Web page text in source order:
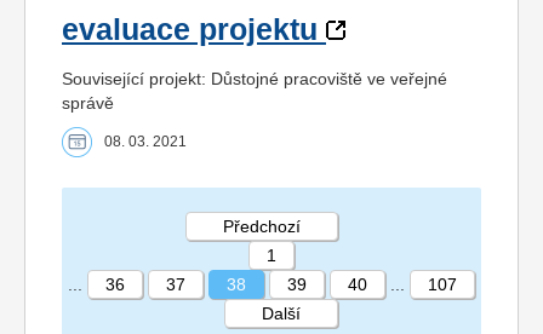
evaluace projektu
Související projekt: Důstojné pracoviště ve veřejné
správě
08. 03. 2021
STRÁNKA 38 107
Předchozí
1
36 37 38 39 40
107
Další